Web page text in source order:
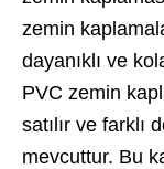
zemin
dayanıklı ve
PVC zemin
satılır ve farklı
mevcuttur. Bu